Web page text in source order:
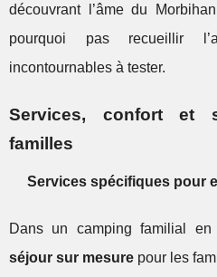
découvrant l’âme du
pourquoi pas recueillir
incontournables à tester.
Services, confort et
familles
Services spécifiques pour
Dans un camping familial
séjour sur mesure pour les